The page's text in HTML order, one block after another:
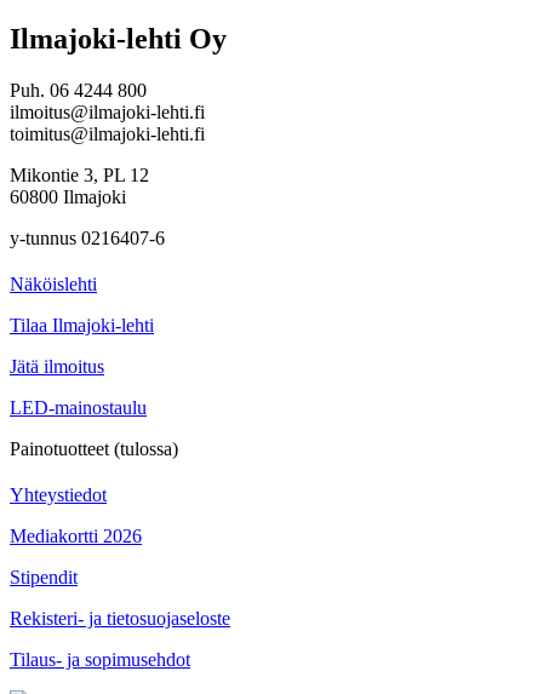
Ilmajoki-lehti Oy
Puh. 06 4244 800
ilmoitus@ilmajoki-lehti.fi
toimitus@ilmajoki-lehti.fi
Mikontie 3, PL 12
60800 Ilmajoki
y-tunnus 0216407-6
Näköislehti
Tilaa Ilmajoki-lehti
Jätä ilmoitus
LED-mainostaulu
Painotuotteet (tulossa)
Yhteystiedot
Mediakortti 2026
Stipendit
Rekisteri- ja tietosuojaseloste
Tilaus- ja sopimusehdot